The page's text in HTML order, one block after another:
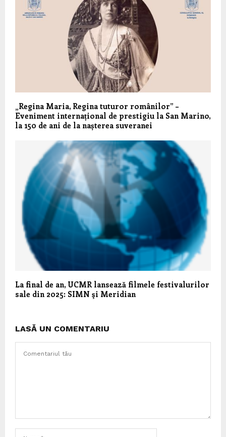
„Regina Maria, Regina tuturor românilor” –
Eveniment internațional de prestigiu la San Marino,
la 150 de ani de la nașterea suveranei
La final de an, UCMR lansează filmele festivalurilor
sale din 2025: SIMN şi Meridian
LASĂ UN COMENTARIU